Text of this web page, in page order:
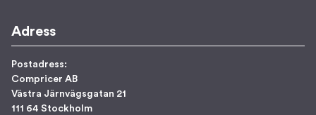
Adress
Postadress:
Compricer AB
Västra Järnvägsgatan 21
111 64 Stockholm